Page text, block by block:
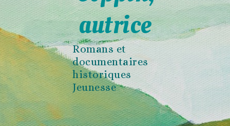
autrice
Romans et
documentaires
historiques
Jeunesse